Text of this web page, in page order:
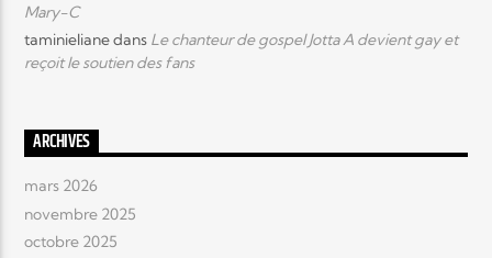
Mary-C
taminielianedans Le chanteur de gospel Jotta A devient gay et
reçoit le soutien des fans
ARCHIVES
mars 2026
novembre 2025
octobre 2025